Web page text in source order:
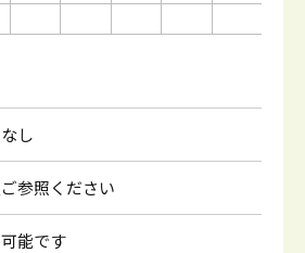
し
参照ください
能です